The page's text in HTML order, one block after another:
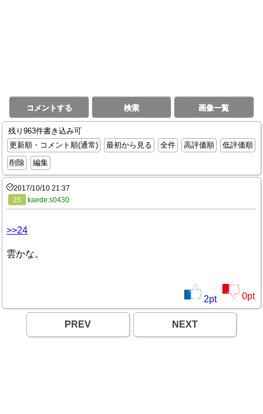
コメントする 検索 画像一覧
残り963件書き込み可
更新順・コメント順(通常)
最初から見る 全件 高評価順
低評価順
削除
編集
2017/10/10 21:37
25
kaede.s0430
>>24
雲かな。
2pt 0pt
PREV NEXT